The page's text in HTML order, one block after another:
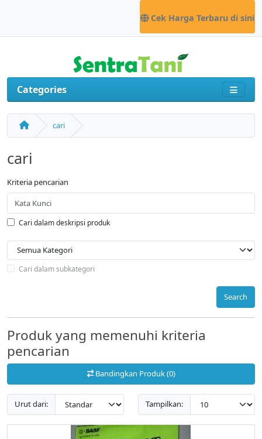
Cek Harga Terbaru di sini
Categories
cari
cari
Kriteria pencarian
Cari dalam deskripsi produk
Cari dalam subkategori
Search
Produk yang memenuhi kriteria
pencarian
Bandingkan Produk (0)
Urut dari: Tampilkan: